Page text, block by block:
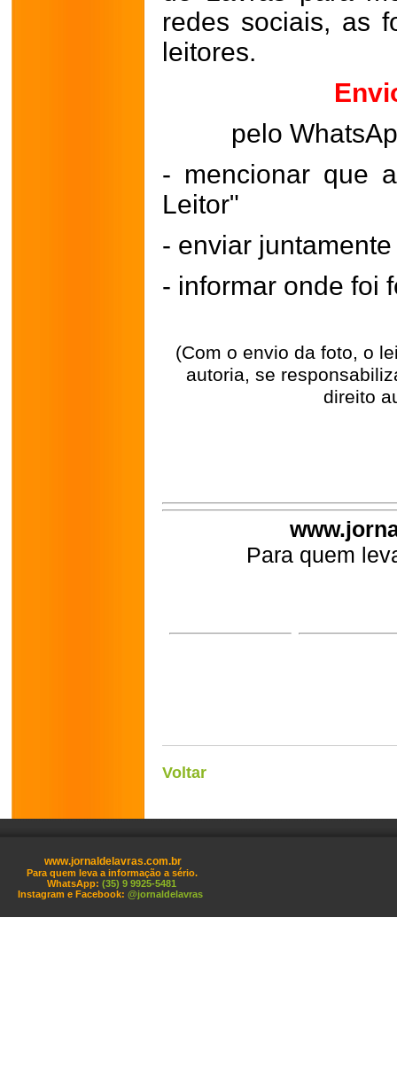
redes sociais, as
leitores.
pelo
- mencionar que
Leitor"
- enviar
- informar onde foi
(Com o envio da foto, o
autoria, se
direito
Para quem
Voltar
www.jornaldelavras.com.br
Para quem leva a informação a sério.
WhatsApp: (35) 9 9925-5481
Instagram e Facebook: @jornaldelavras